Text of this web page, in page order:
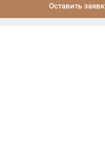
Оставить